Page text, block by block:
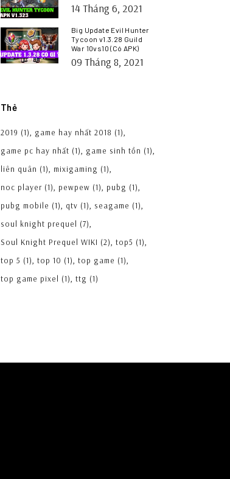
14 Tháng 6, 2021
Big Update Evil Hunter
Tycoon v1.3.28 Guild
War 10vs10 (Có APK)
09 Tháng 8, 2021
Thẻ
2019 (1) game hay nhất 2018 (1)
game pc hay nhất (1) game sinh tồn (1)
liên quân (1) mixigaming (1)
noc player (1) pewpew (1) pubg (1)
pubg mobile (1) qtv (1) seagame (1)
soul knight prequel (7)
Soul Knight Prequel WIKI (2) top5 (1)
top 5 (1) top 10 (1) top game (1)
top game pixel (1) ttg (1)